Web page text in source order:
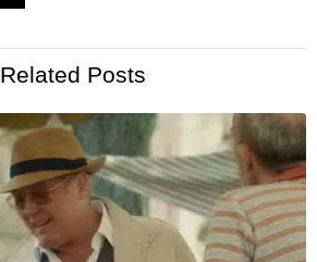
Related Posts